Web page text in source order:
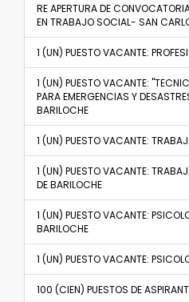
RE APERTURA DE
EN TRABAJO SOCIAL- SAN
1 (UN) PUESTO VACANTE:
1 (UN) PUESTO VACANTE:
PARA EMERGENCIAS Y
BARILOCHE
1 (UN) PUESTO VACANTE:
1 (UN) PUESTO VACANTE:
DE BARILOCHE
1 (UN) PUESTO VACANTE:
BARILOCHE
1 (UN) PUESTO VACANTE:
100 (CIEN) PUESTOS DE